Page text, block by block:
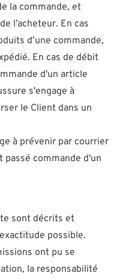
la commande, et
l’acheteur. En cas
d’une commande,
En cas de débit
d'un article
s'engage à
le Client dans un
à prévenir par courrier
commande d'un
sont décrits et
possible.
ont pu se
la responsabilité